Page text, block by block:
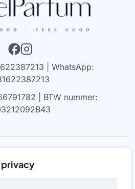
privacy
| WhatsApp:
| BTW nummer: